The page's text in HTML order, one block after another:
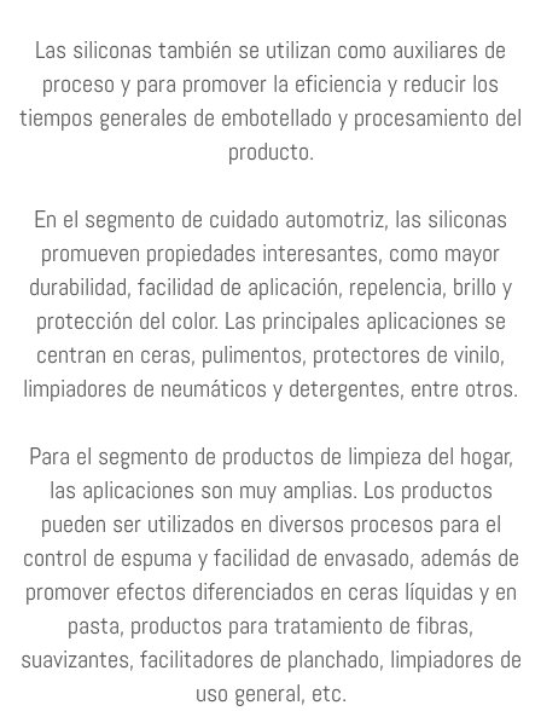
Las siliconas también se utilizan como auxiliares de
proceso y para promover la eficiencia y reducir los
tiempos generales de embotellado y procesamiento del
producto.
En el segmento de cuidado automotriz, las siliconas
promueven propiedades interesantes, como mayor
durabilidad, facilidad de aplicación, repelencia, brillo y
protección del color. Las principales aplicaciones se
centran en ceras, pulimentos, protectores de vinilo,
limpiadores de neumáticos y detergentes, entre otros.
Para el segmento de productos de limpieza del hogar,
las aplicaciones son muy amplias. Los productos
pueden ser utilizados en diversos procesos para el
control de espuma y facilidad de envasado, además de
promover efectos diferenciados en ceras líquidas y en
pasta, productos para tratamiento de fibras,
suavizantes, facilitadores de planchado, limpiadores de
uso general, etc.